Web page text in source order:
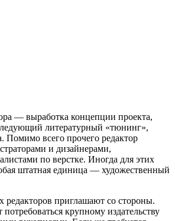
— выработка концепции проекта,
литературный «тюнинг»,
Помимо всего прочего редактор
и дизайнерами,
по верстке. Иногда для этих
штатная единица — художественный
редакторов приглашают со стороны.
крупному издательству